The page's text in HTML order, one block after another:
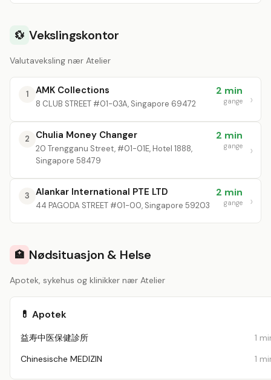
💱 Vekslingskontor
Valutaveksling nær Atelier
1 AMK Collections
8 CLUB STREET #01-03A, Singapore 69472
2 min
gange
2 Chulia Money Changer
20 Trengganu Street, #01-01E, Hotel 1888,
Singapore 58479
2 min
gange
3 Alankar International PTE LTD
44 PAGODA STREET #01-00, Singapore 59203
2 min
gange
🏥 Nødsituasjon & Helse
Apotek, sykehus og klinikker nær Atelier
💊 Apotek
益寿中医保健診所
1
Chinesische MEDIZIN
1